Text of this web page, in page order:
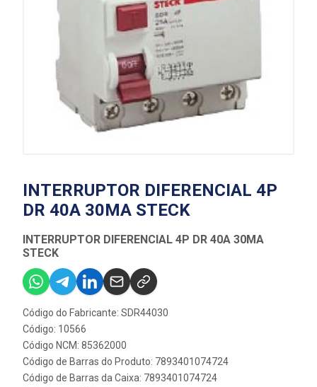
INTERRUPTOR DIFERENCIAL 4P
DR 40A 30MA STECK
INTERRUPTOR DIFERENCIAL 4P DR 40A 30MA
STECK
Código do Fabricante: SDR44030
Código: 10566
Código NCM: 85362000
Código de Barras do Produto: 7893401074724
Código de Barras da Caixa: 7893401074724